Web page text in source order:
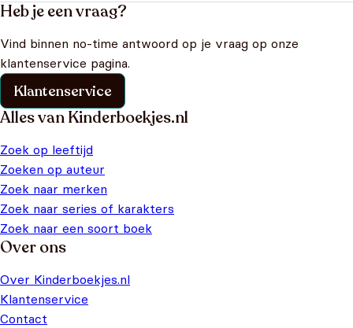
Heb je een vraag?
Vind binnen no-time antwoord op je vraag op onze
klantenservice pagina.
Klantenservice
Alles van Kinderboekjes.nl
Zoek op leeftijd
Zoeken op auteur
Zoek naar merken
Zoek naar series of karakters
Zoek naar een soort boek
Over ons
Over Kinderboekjes.nl
Klantenservice
Contact